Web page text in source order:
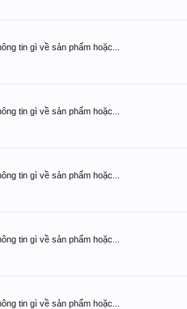
tin gì về sản phẩm hoặc...
tin gì về sản phẩm hoặc...
tin gì về sản phẩm hoặc...
tin gì về sản phẩm hoặc...
tin gì về sản phẩm hoặc...